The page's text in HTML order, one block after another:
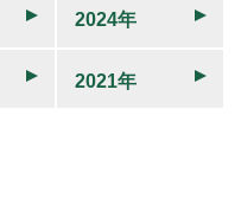
2024年
2021年